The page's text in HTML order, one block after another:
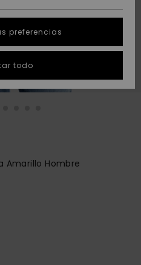
a
a
Amarillo Hombre
preferencias
todo